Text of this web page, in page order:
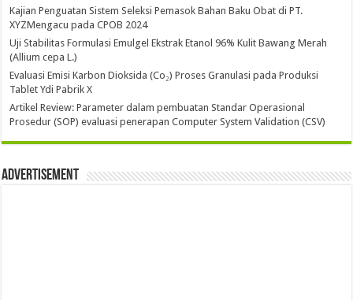
Kajian Penguatan Sistem Seleksi Pemasok Bahan Baku Obat di PT.
XYZMengacu pada CPOB 2024
Uji Stabilitas Formulasi Emulgel Ekstrak Etanol 96% Kulit Bawang Merah
(Allium cepa L.)
Evaluasi Emisi Karbon Dioksida (Co₂) Proses Granulasi pada Produksi
Tablet Ydi Pabrik X
Artikel Review: Parameter dalam pembuatan Standar Operasional
Prosedur (SOP) evaluasi penerapan Computer System Validation (CSV)
Advertisement